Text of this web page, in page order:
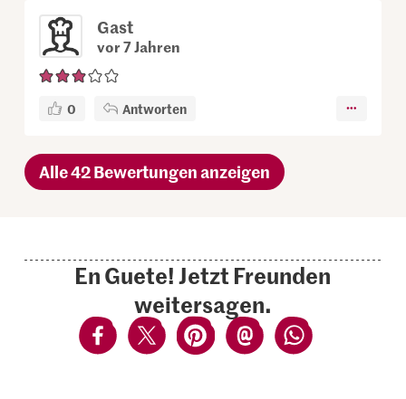
Gast
vor 7 Jahren
0 Antworten
Alle 42 Bewertungen anzeigen
En Guete! Jetzt Freunden
weitersagen.